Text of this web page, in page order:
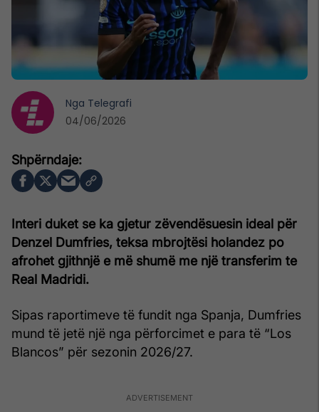
Interi duket se ka gjetur zëvendësuesin ideal për
Denzel Dumfries, teksa mbrojtësi holandez po
afrohet gjithnjë e më shumë me një transferim te
Real Madridi.
Sipas raportimeve të fundit nga Spanja, Dumfries
mund të jetë një nga përforcimet e para të “Los
Blancos” për sezonin 2026/27.
Nga Telegrafi
04/06/2026